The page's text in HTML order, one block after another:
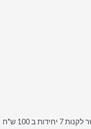
אני רוצה להגיד פשוט ואוו!! לא להאמין שאפשר לקנות 7 יחידות ב 100 ש"ח